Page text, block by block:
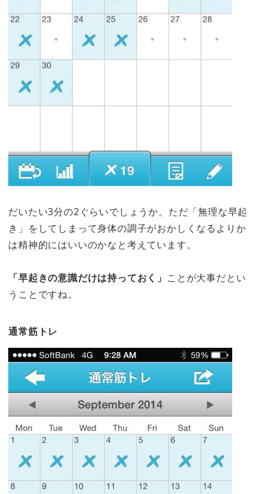
だいたい3分の2ぐらいでしょうか。ただ「無理な早起
き」をしてしまって身体の調子がおかしくなるよりか
は精神的にはいいのかなと考えています。
「早起きの意識だけは持っておく」 ことが大事だとい
うことですね。
通常筋トレ